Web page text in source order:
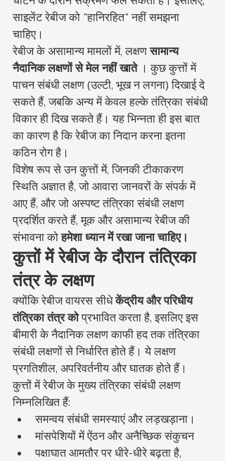
साइलेंट रेबीज को "हानिरहित" नहीं समझना
चाहिए।
रेबीज के असामान्य मामलों में, लक्षण सामान्य
नैदानिक लक्षणों से मेल नहीं खाते । कुछ कुत्तों में
पाचन संबंधी लक्षण (उल्टी, भूख न लगना) दिखाई दे
सकते हैं, जबकि अन्य में केवल हल्के तंत्रिका संबंधी
विकार ही दिख सकते हैं। यह भिन्नता ही इस बात
का कारण है कि रेबीज का निदान करना इतना
कठिन रोग है।
विशेष रूप से उन कुत्तों में, जिनकी टीकाकरण
स्थिति अज्ञात है, जो आवारा जानवरों के संपर्क में
आए हैं, और जो अस्पष्ट तंत्रिका संबंधी लक्षण
प्रदर्शित करते हैं, मूक और असामान्य रेबीज की
संभावना को हमेशा ध्यान में रखा जाना चाहिए।
कुत्तों में रेबीज के दौरान तंत्रिका
तंत्र के लक्षण
क्योंकि रेबीज वायरस सीधे केंद्रीय और परिधीय
तंत्रिका तंत्र को प्रभावित करता है, इसलिए इस
बीमारी के नैदानिक लक्षण काफी हद तक तंत्रिका
संबंधी लक्षणों से निर्धारित होते हैं। ये लक्षण
प्रगतिशील, अपरिवर्तनीय और घातक होते हैं।
कुत्तों में रेबीज के मुख्य तंत्रिका संबंधी लक्षण
निम्नलिखित हैं:
समन्वय संबंधी समस्याएं और लड़खड़ाना।
मांसपेशियों में ऐंठन और अनैच्छिक संकुचन
पक्षाघात आमतौर पर धीरे-धीरे बढ़ता है,